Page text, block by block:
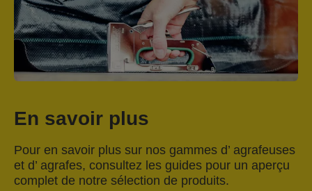
En savoir plus
Pour en savoir plus sur nos gammes d’ agrafeuses
et d’ agrafes, consultez les guides pour un aperçu
complet de notre sélection de produits.